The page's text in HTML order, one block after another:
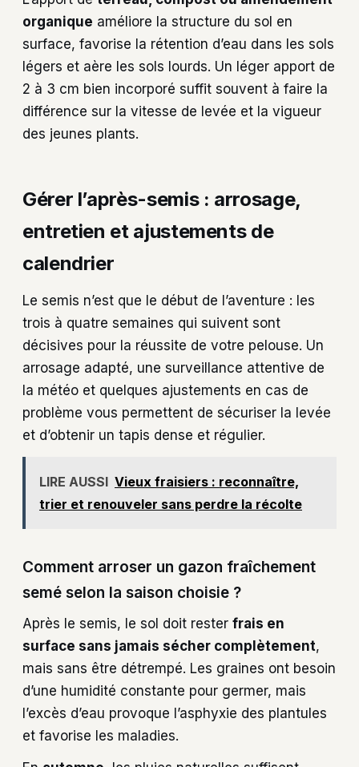
organique améliore la structure du sol en
surface, favorise la rétention d’eau dans les sols
légers et aère les sols lourds. Un léger apport de
2 à 3 cm bien incorporé suffit souvent à faire la
différence sur la vitesse de levée et la vigueur
des jeunes plants.
Gérer l’après-semis : arrosage,
entretien et ajustements de
calendrier
Le semis n’est que le début de l’aventure : les
trois à quatre semaines qui suivent sont
décisives pour la réussite de votre pelouse. Un
arrosage adapté, une surveillance attentive de
la météo et quelques ajustements en cas de
problème vous permettent de sécuriser la levée
et d’obtenir un tapis dense et régulier.
LIRE AUSSI Vieux fraisiers : reconnaître,
trier et renouveler sans perdre la récolte
Comment arroser un gazon fraîchement
semé selon la saison choisie ?
Après le semis, le sol doit rester frais en
surface sans jamais sécher complètement,
mais sans être détrempé. Les graines ont besoin
d’une humidité constante pour germer, mais
l’excès d’eau provoque l’asphyxie des plantules
et favorise les maladies.